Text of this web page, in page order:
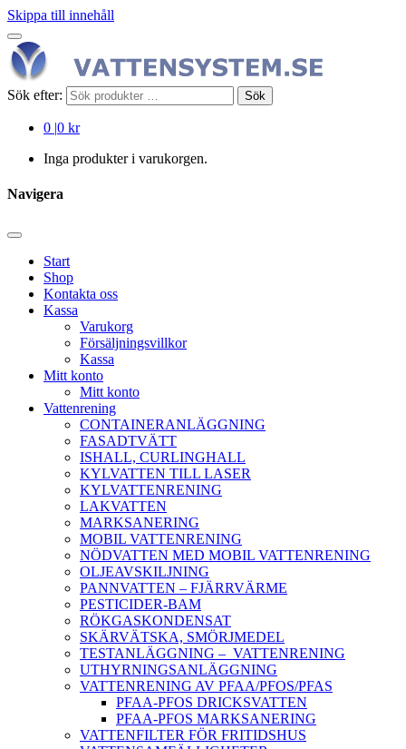
Skippa till innehåll
Sök efter: Sök
0 |0 kr
Inga produkter i varukorgen.
Navigera
Start
Shop
Kontakta oss
Kassa
Varukorg
Försäljningsvillkor
Kassa
Mitt konto
Mitt konto
Vattenrening
CONTAINERANLÄGGNING
FASADTVÄTT
ISHALL, CURLINGHALL
KYLVATTEN TILL LASER
KYLVATTENRENING
LAKVATTEN
MARKSANERING
MOBIL VATTENRENING
NÖDVATTEN MED MOBIL VATTENRENING
OLJEAVSKILJNING
PANNVATTEN – FJÄRRVÄRME
PESTICIDER-BAM
RÖKGASKONDENSAT
SKÄRVÄTSKA, SMÖRJMEDEL
TESTANLÄGGNING – VATTENRENING
UTHYRNINGSANLÄGGNING
VATTENRENING AV PFAA/PFOS/PFAS
PFAA-PFOS DRICKSVATTEN
PFAA-PFOS MARKSANERING
VATTENFILTER FÖR FRITIDSHUS